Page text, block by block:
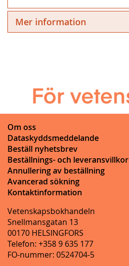
Mer information
Om oss
Dataskyddsmeddelande
Beställ nyhetsbrev
Beställnings- och leveransvillkor
Annullering av beställning
Avancerad sökning
Kontaktinformation
Vetenskapsbokhandeln
Snellmansgatan 13
00170 HELSINGFORS
Telefon: +358 9 635 177
FO-nummer: 0524704-5